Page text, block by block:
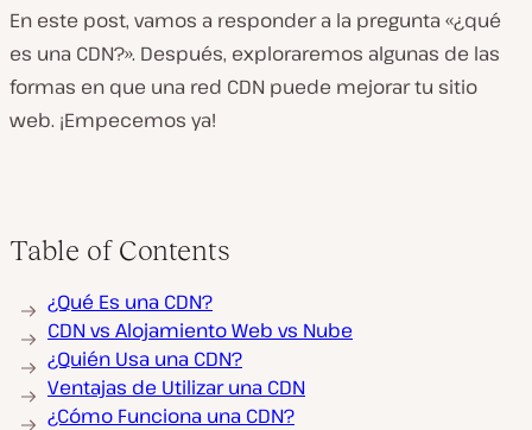
En este post, vamos a responder a la pregunta «¿qué
es una CDN?». Después, exploraremos algunas de las
formas en que una red CDN puede mejorar tu sitio
web. ¡Empecemos ya!
Table of Contents
¿Qué Es una CDN?
CDN vs Alojamiento Web vs Nube
¿Quién Usa una CDN?
Ventajas de Utilizar una CDN
¿Cómo Funciona una CDN?